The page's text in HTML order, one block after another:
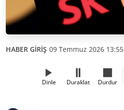
HABER GİRİŞ 09 Temmuz 2026 13:55
Dinle Duraklat Durdur